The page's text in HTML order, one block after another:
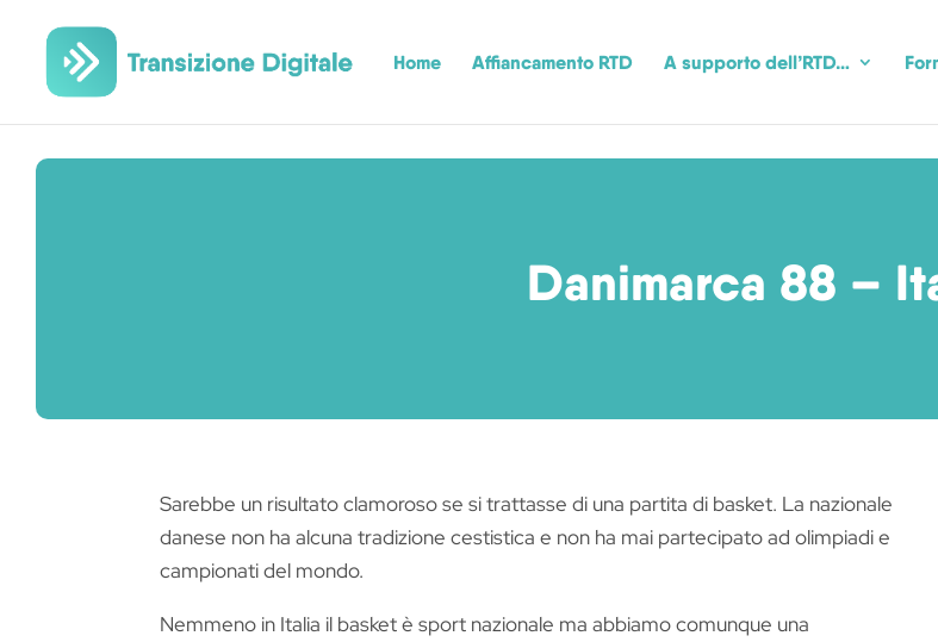
Home Affiancamento RTD A supporto dell’RTD…
Danimarca 88 –
Sarebbe un risultato clamoroso se si trattasse di una partita di basket. La nazionale
danese non ha alcuna tradizione cestistica e non ha mai partecipato ad olimpiadi e
campionati del mondo.
Nemmeno in Italia il basket è sport nazionale ma abbiamo comunque una